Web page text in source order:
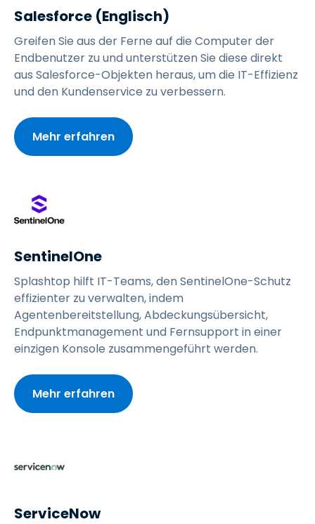
Salesforce (Englisch)
Greifen Sie aus der Ferne auf die Computer der
Endbenutzer zu und unterstützen Sie diese direkt
aus Salesforce-Objekten heraus, um die IT-Effizienz
und den Kundenservice zu verbessern.
Mehr erfahren
SentinelOne
Splashtop hilft IT-Teams, den SentinelOne-Schutz
effizienter zu verwalten, indem
Agentenbereitstellung, Abdeckungsübersicht,
Endpunktmanagement und Fernsupport in einer
einzigen Konsole zusammengeführt werden.
Mehr erfahren
ServiceNow